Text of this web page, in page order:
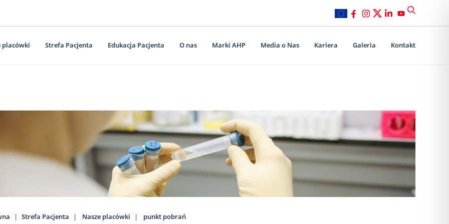
placówki Strefa Pacjenta Edukacja Pacjenta O nas Marki AHP Media o Nas Kariera Galeria Kontakt
Strefa Pacjenta Nasze placówki punkt pobrań